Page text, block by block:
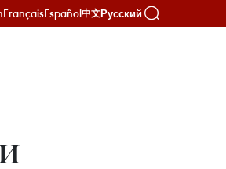
FrançaisEspañol中文Русский